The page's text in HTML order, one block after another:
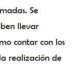
Se
llevar
contar con los
realización de